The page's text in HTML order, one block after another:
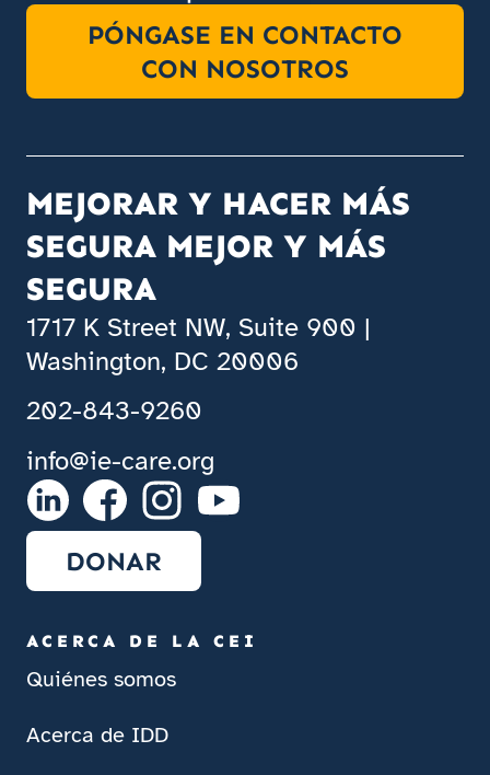
PÓNGASE EN CONTACTO
CON NOSOTROS
MEJORAR Y HACER MÁS
SEGURA MEJOR Y MÁS
SEGURA
1717 K Street NW, Suite 900 |
Washington, DC 20006
202-843-9260
info@ie-care.org
DONAR
ACERCA DE LA CEI
Quiénes somos
Acerca de IDD